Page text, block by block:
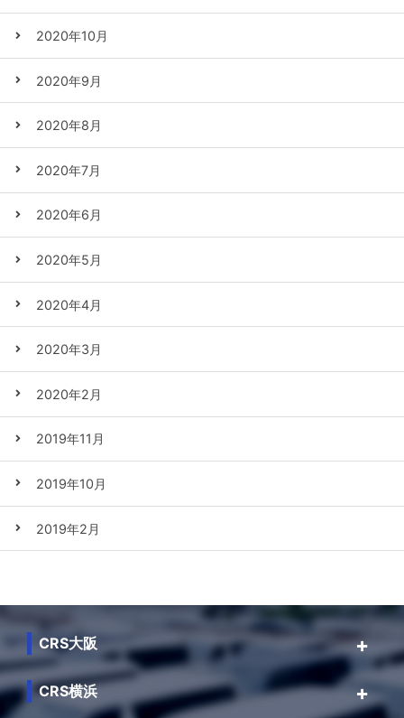
2020年10月
2020年9月
2020年8月
2020年7月
2020年6月
2020年5月
2020年4月
2020年3月
2020年2月
2019年11月
2019年10月
2019年2月
CRS大阪
CRS横浜